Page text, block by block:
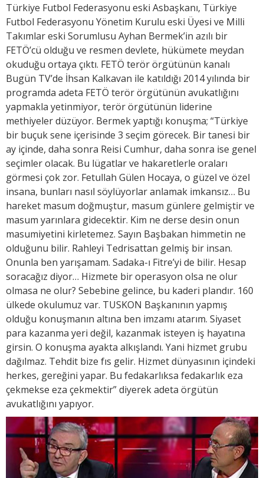
Türkiye Futbol Federasyonu eski Asbaşkanı, Türkiye
Futbol Federasyonu Yönetim Kurulu eski Üyesi ve Milli
Takımlar eski Sorumlusu Ayhan Bermek’in azılı bir
FETÖ’cü olduğu ve resmen devlete, hükümete meydan
okuduğu ortaya çıktı. FETÖ terör örgütünün kanalı
Bugün TV’de İhsan Kalkavan ile katıldığı 2014 yılında bir
programda adeta FETÖ terör örgütünün avukatlığını
yapmakla yetinmiyor, terör örgütünün liderine
methiyeler düzüyor. Bermek yaptığı konuşma; “Türkiye
bir buçuk sene içerisinde 3 seçim görecek. Bir tanesi bir
ay içinde, daha sonra Reisi Cumhur, daha sonra ise genel
seçimler olacak. Bu lügatlar ve hakaretlerle oraları
görmesi çok zor. Fetullah Gülen Hocaya, o güzel ve özel
insana, bunları nasıl söylüyorlar anlamak imkansız… Bu
hareket masum doğmuştur, masum günlere gelmiştir ve
masum yarınlara gidecektir. Kim ne derse desin onun
masumiyetini kirletemez. Sayın Başbakan himmetin ne
olduğunu bilir. Rahleyi Tedrisattan gelmiş bir insan.
Onunla ben yarışamam. Sadaka-ı Fitre’yi de bilir. Hesap
soracağız diyor… Hizmete bir operasyon olsa ne olur
olmasa ne olur? Sebebine gelince, bu kaderi plandır. 160
ülkede okulumuz var. TUSKON Başkanının yapmış
olduğu konuşmanın altına ben imzamı atarım. Siyaset
para kazanma yeri değil, kazanmak isteyen iş hayatına
girsin. O konuşma ayakta alkışlandı. Yani hizmet grubu
dağılmaz. Tehdit bize fıs gelir. Hizmet dünyasının içindeki
herkes, gereğini yapar. Bu fedakarlıksa fedakarlık eza
çekmekse eza çekmektir” diyerek adeta örgütün
avukatlığını yapıyor.